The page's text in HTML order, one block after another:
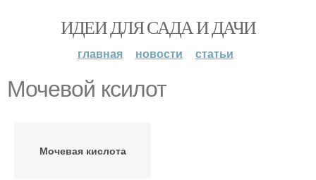
ИДЕИ ДЛЯ САДА И ДАЧИ
главная новости статьи
Мочевой ксилот
Мочевая кислота